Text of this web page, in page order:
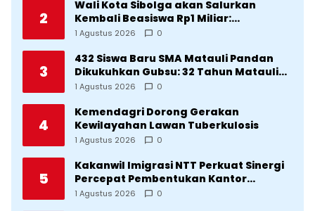
2
Wali Kota Sibolga akan Salurkan
Kembali Beasiswa Rp1 Miliar:
Diproritaskan Mahasiswa Korban
1 Agustus 2026 0
3
432 Siswa Baru SMA Matauli Pandan
Dikukuhkan Gubsu: 32 Tahun Matauli
Cetak SDM Unggul
1 Agustus 2026 0
4
Kemendagri Dorong Gerakan
Kewilayahan Lawan Tuberkulosis
1 Agustus 2026 0
5
Kakanwil Imigrasi NTT Perkuat Sinergi
Percepat Pembentukan Kantor
Imigrasi Sumba Timur
1 Agustus 2026 0